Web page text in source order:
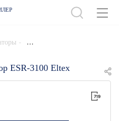
-
ESR-3100 Eltex